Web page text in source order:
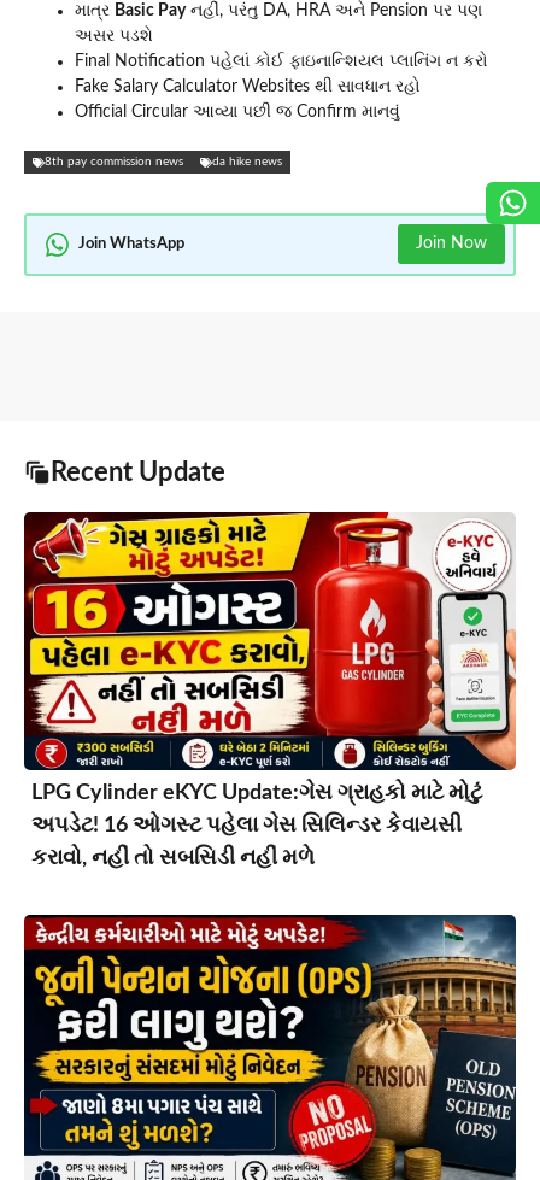
માત્ર Basic Payનહીં, પરંતુ DA, HRA અને Pension પર પણ
અસર પડશે
Final Notification પહેલાં કોઈ ફાઇનાન્શિયલ પ્લાનિંગ ન કરો
Fake Salary Calculator Websites થી સાવધાન રહો
Official Circular આવ્યા પછી જ Confirm માનવું
8th pay commission news da hike news
Join WhatsApp Join Now
Recent Update
LPG Cylinder eKYC Update:ગેસ ગ્રાહકો માટે મોટું
અપડેટ! 16 ઓગસ્ટ પહેલા ગેસ સિલિન્ડર કેવાયસી
કરાવો, નહીં તો સબસિડી નહીં મળે